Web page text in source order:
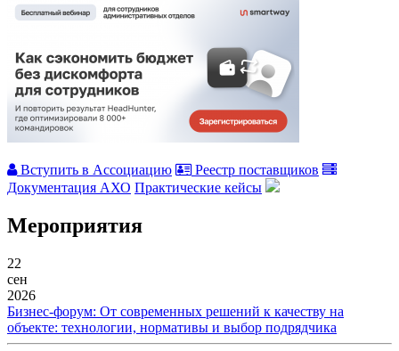
Вступить в Ассоциацию
Реестр поставщиков
Документация АХО Практические кейсы
Мероприятия
22
сен
2026
Бизнес-форум: От современных решений к качеству на
объекте: технологии, нормативы и выбор подрядчика